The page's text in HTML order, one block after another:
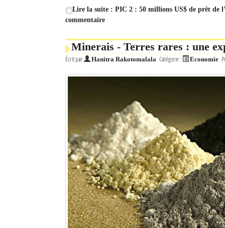
Lire la suite : PIC 2 : 50 millions US$ de prêt de
commentaire
Minerais - Terres rares : une
Écrit par Hanitra Rakotomalala Catégorie : Economie